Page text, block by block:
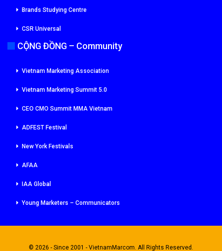
Brands Studying Centre
CSR Universal
CỘNG ĐỒNG – Community
Vietnam Marketing Association
Vietnam Marketing Summit 5.0
CEO CMO Summit MMA Vietnam
ADFEST Festival
New York Festivals
AFAA
IAA Global
Young Marketers – Communicators
© 2026 - Since 2001 - VietnamMarcom. All Rights Reserved.